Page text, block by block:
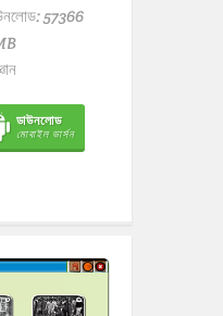
57366
ডাউনলোড
মোবাইল ভার্সন